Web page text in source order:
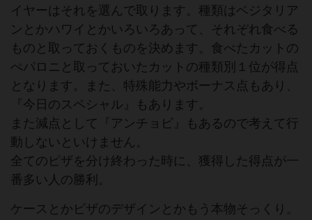
イヤーはそれを選んで取ります。種類はベジタリア
ンとかハワイとかいろいろあって、それぞれ食べる
ものと取っておくものを決めます。食べたカットの
ぺパロニと取っておいたカットの種類別１位が得点
となります。また、特殊能力やボーナス点もあり、
『今日のスペシャル』もあります。
また減点として『アンチョビ』もあるので考えて行
動しないといけません。
全てのピザを分け終わった時に、獲得した得点が一
番多い人の勝利。
ケースとかピザのデザインとかもう本物そっくり。